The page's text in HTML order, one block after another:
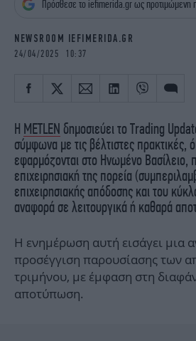
iBOOKS
MEDIA
NEWSLETTER
Πρόσθεσε το iefimerida.gr ως προτιμώμενη
NEWSROOM IEFIMERIDA.GR
24/04/2025 10:37
H METLEN δημοσιεύει το Trading
σύμφωνα με τις βέλτιστες πρακτικές,
εφαρμόζονται στο Ηνωμένο Βασίλειο,
επιχειρησιακή της πορεία
επιχειρησιακής απόδοσης και του
αναφορά σε λειτουργικά ή καθαρά
Η ενημέρωση αυτή εισάγει μια
προσέγγιση παρουσίασης των
τριμήνου, με έμφαση στη
αποτύπωση.